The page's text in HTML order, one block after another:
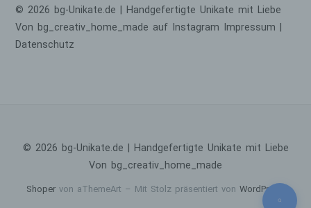
© 2026 bg-Unikate.de | Handgefertigte Unikate mit Liebe
Von bg_creativ_home_made auf Instagram
Impressum
Datenschutz
© 2026 bg-Unikate.de | Handgefertigte Unikate mit Liebe
Von bg_creativ_home_made
Shopervon aThemeArt – Mit Stolz präsentiert von WordPress
physiologischen, genetischen, psychischen,
wirtschaftlichen, kulturellen oder sozialen
Identität dieser natürlichen Person sind,
identifiziert werden kann.
werden.
Verarbeitung ist jeder mit oder ohne Hilfe